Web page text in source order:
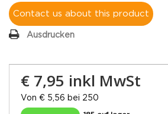
Contact us about this product
Ausdrucken
€ 7,95 inkl MwSt
Von € 5,56 bei 250